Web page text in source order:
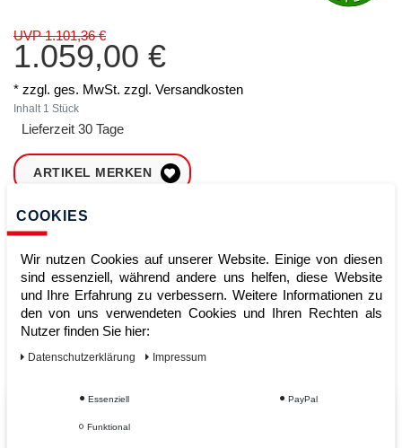
UVP 1.101,36 €
1.059,00 €
* zzgl. ges. MwSt. zzgl. Versandkosten
Inhalt 1 Stück
Lieferzeit 30 Tage
ARTIKEL MERKEN
ZUM WARENKORB
Sofort lieferbar
Kauf auf Rechnung
COOKIES
Wir nutzen Cookies auf unserer Website. Einige von diesen
sind essenziell, während andere uns helfen, diese Website
und Ihre Erfahrung zu verbessern. Weitere Informationen zu
den von uns verwendeten Cookies und Ihren Rechten als
Nutzer finden Sie hier:
Daten­schutz­erklärung Impressum
Essenziell PayPal
Funktional